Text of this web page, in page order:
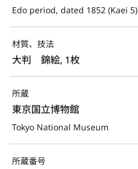
Edo period, dated 1852 (Kaei 5)
材質、技法
大判　錦絵, 1枚
所蔵
東京国立博物館
Tokyo National Museum
所蔵番号